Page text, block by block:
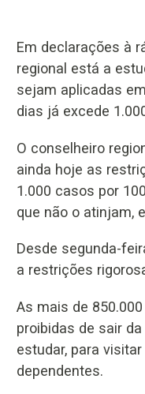
Em declarações à
regional está a
sejam aplicadas
dias já excede
O conselheiro
ainda hoje as
1.000 casos por
que não o atinjam,
Desde segunda-
a restrições
As mais de
proibidas de sair
estudar, para
dependentes.